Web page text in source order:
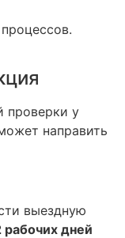
проверки у
направить
выездную
рабочих дней